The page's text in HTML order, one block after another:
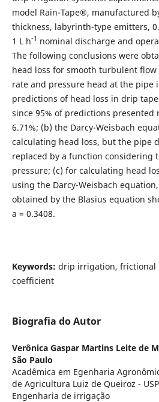
model Rain-Tape®, manufactured
thickness, labyrinth-type emitters,
1 L h-1 nominal discharge and
The following conclusions were
head loss for smooth turbulent
rate and pressure head at the pipe
predictions of head loss in drip
since 95% of predictions presented
6.71%; (b) the Darcy-Weisbach
calculating head loss, but the pipe
replaced by a function considering
pressure; (c) for calculating head
using the Darcy-Weisbach
obtained by the Blasius equation
a = 0.3408.
Keywords: drip irrigation, frictional
coefficient
Biografia do Autor
Verônica Gaspar Martins Leite de
São Paulo
Acadêmica em Egenharia
de Agricultura Luiz de Queiroz -
Engenharia de irrigação